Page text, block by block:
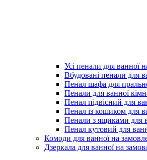
Усі пенали для ванної
Вбудовані пенали для
Пенал шафа для
Пенали для ванної
Пенал підвісний для
Пенал із кошиком для
Пенали з ящиками для
Пенал кутовий для
Комоди для ванної на
Дзеркала для ванної на